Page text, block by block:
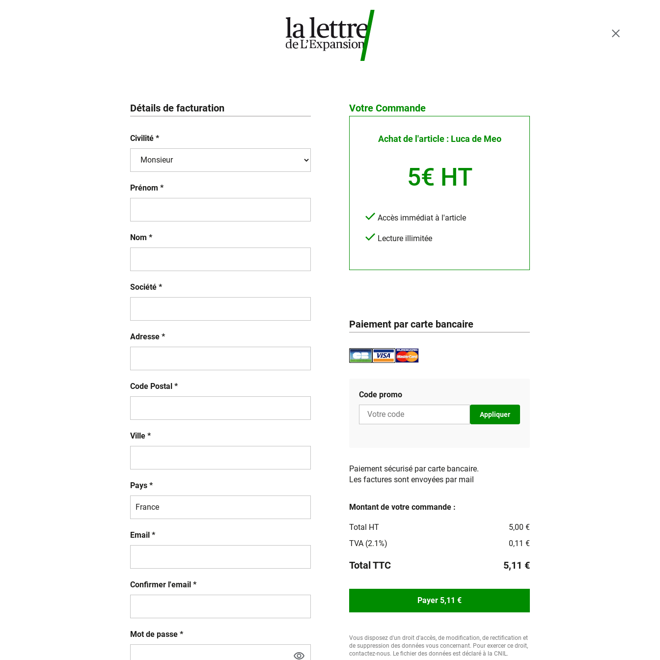
Détails de facturation
Civilité *
Prénom *
Nom *
Société *
Adresse *
Code Postal *
Ville *
Pays *
Email *
Confirmer l'email *
Mot de passe *
Votre Commande
Achat de l'article : Luca de Meo
5€ HT
Accès immédiat à l'article
Lecture illimitée
Paiement par carte bancaire
Code promo
Appliquer
Paiement sécurisé par carte bancaire.
Les factures sont envoyées par mail
Montant de votre commande :
Total HT
5,00 €
TVA (2.1%)
0,11 €
Total TTC 5,11 €
Payer 5,11 €
Vous disposez d'un droit d'accès, de modification, de rectification et
de suppression des données vous concernant. Pour exercer ce droit,
contactez-nous. Le fichier des données est déclaré à la CNIL.